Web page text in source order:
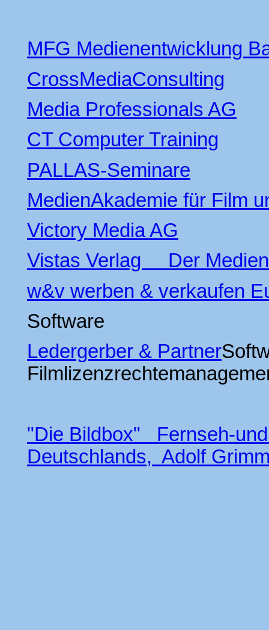
MFG Medienentwicklung
CrossMediaConsulting
Media Professionals AG
CT Computer Training
PALLAS-Seminare
MedienAkademie für Film
Victory Media AG
Vistas Verlag Der Medien
w&v werben & verkaufen
Software
Ledergerber & Partner
"Die Bildbox" Fernseh-
Deutschlands, Adolf